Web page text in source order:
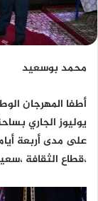
محمد بوسعيد
يوليوز الجاري
على مدى أربعة
،قطاع الثقافة